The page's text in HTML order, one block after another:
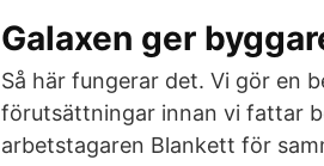
Galaxen ger
Så här fungerar det. Vi gör en
förutsättningar innan vi fattar
arbetstagaren Blankett för